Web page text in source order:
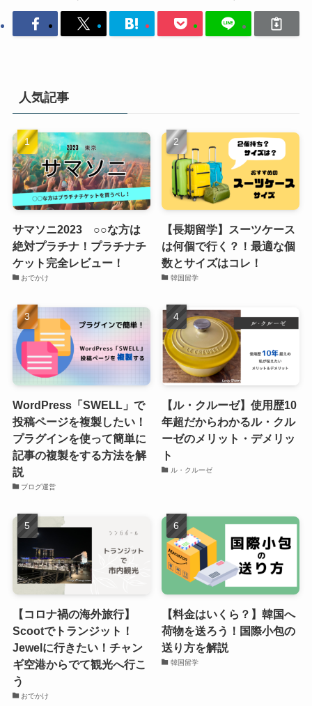
人気記事
サマソニ2023 ○○な方は
絶対プラチナ！プラチナチ
ケット完全レビュー！
おでかけ
【長期留学】スーツケース
は何個で行く？！最適な個
数とサイズはコレ！
韓国留学
WordPress「SWELL」で
投稿ページを複製したい！
プラグインを使って簡単に
記事の複製をする方法を解
説
ブログ運営
【ル・クルーゼ】使用歴10
年超だからわかるル・クル
ーゼのメリット・デメリッ
ト
ル・クルーゼ
【コロナ禍の海外旅行】
Scootでトランジット！
Jewelに行きたい！チャン
ギ空港からでて観光へ行こ
う
おでかけ
【料金はいくら？】韓国へ
荷物を送ろう！国際小包の
送り方を解説
韓国留学